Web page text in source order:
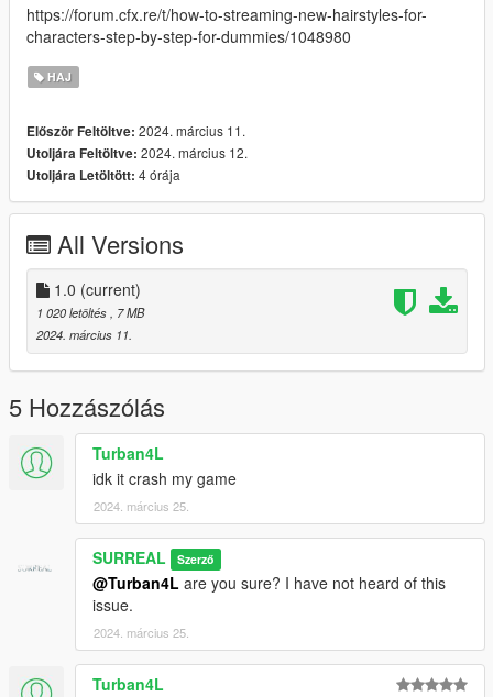
https://forum.cfx.re/t/how-to-streaming-new-hairstyles-for-
characters-step-by-step-for-dummies/1048980
HAJ
Először Feltöltve: 2024. március 11.
Utoljára Feltöltve: 2024. március 12.
Utoljára Letöltött: 4 órája
All Versions
1.0 (current)
1 020 letöltés
, 7 MB
2024. március 11.
5 Hozzászólás
Turban4L
idk it crash my game
2024. március 25.
SURREAL Szerző
@Turban4L are you sure? I have not heard of this
issue.
2024. március 25.
Turban4L